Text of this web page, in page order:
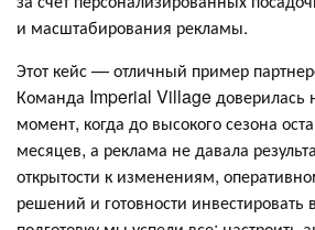
и масштабирования рекламы.
Этот кейс — отличный пример
Команда Imperial Village доверилась
момент, когда до высокого сезона
месяцев, а реклама не давала
открытости к изменениям,
решений и готовности инвестировать